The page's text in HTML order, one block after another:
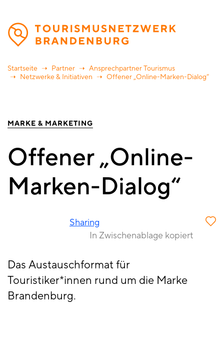
Direkt
zum
Inhalt
Startseite Partner
Ansprechpartner Tourismus
Netzwerke & Initiativen
Offener „Online-Marken-Dialog“
MARKE & MARKETING
Offener „Online-
Marken-Dialog“
Sharing
In Zwischenablage kopiert
Das Austauschformat für
Touristiker*innen rund um die Marke
Brandenburg.